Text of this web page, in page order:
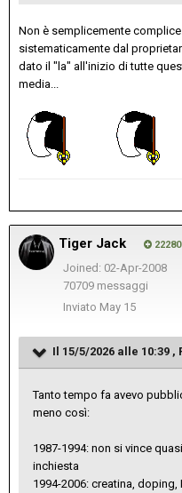
Non è semplicemente
sistematicamente dal
dato il "la" all'inizio di tutte
media...
Tiger Jack 22280
Joined: 02-Apr-2008
70709 messaggi
Inviato May 15
Il 15/5/2026 alle 10:39 ,
Tanto tempo fa avevo
meno così:
1987-1994: non si vince
inchiesta
1994-2006: creatina,